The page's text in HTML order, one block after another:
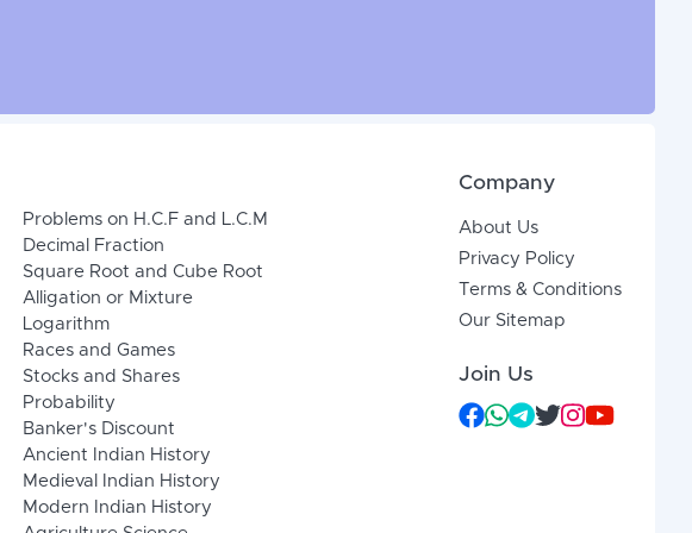
Problems on H.C.F and L.C.M
Decimal Fraction
Square Root and Cube Root
Alligation or Mixture
Logarithm
Races and Games
Stocks and Shares
Probability
Banker's Discount
Ancient Indian History
Medieval Indian History
Modern Indian History
Company
About Us
Privacy Policy
Terms & Conditions
Our Sitemap
Join Us